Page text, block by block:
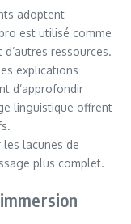
adoptent
est utilisé comme
ressources.
explications
d’approfondir
linguistique offrent
lacunes de
plus complet.